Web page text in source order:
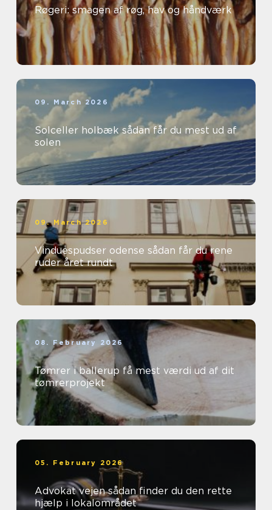
Røgeri: smagen af røg, hav og håndværk
09. March 2026
Solceller holbæk sådan får du mest ud af
solen
09. March 2026
Vinduespudser odense sådan får du rene
ruder året rundt
08. February 2026
Tømrer i ballerup få mest værdi ud af dit
tømrerprojekt
05. February 2026
Advokat vejen sådan finder du den rette
hjælp i lokalområdet